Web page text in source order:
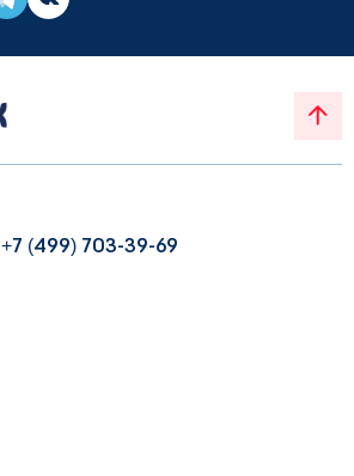
+7 (499) 703-39-69